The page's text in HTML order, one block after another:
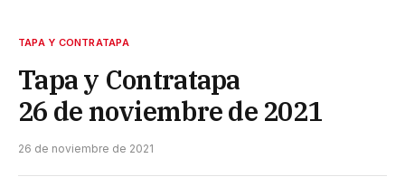
TAPA Y CONTRATAPA
Tapa y Contratapa
26 de noviembre de 2021
26 de noviembre de 2021